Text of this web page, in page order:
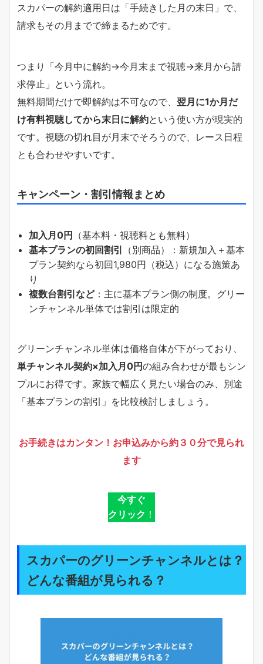
スカパーの解約適用日は「手続きした月の末日」で、
請求もその月までで締まるためです。
つまり「今月中に解約→今月末まで視聴→来月から請
求停止」という流れ。
無料期間だけで即解約は不可なので、 翌月に1か月だ
け有料視聴してから末日に解約という使い方が現実的
です。視聴の切れ目が月末でそろうので、レース日程
とも合わせやすいです。
キャンペーン・割引情報まとめ
加入月0円 （基本料・視聴料とも無料）
基本プランの初回割引 （別商品）：新規加入＋基本
プラン契約なら初回1,980円（税込）になる施策あ
り
複数台割引など：主に基本プラン側の制度。グリー
ンチャンネル単体では割引は限定的
グリーンチャンネル単体は価格自体が下がっており、
単チャンネル契約×加入月0円の組み合わせが最もシン
プルにお得です。家族で幅広く見たい場合のみ、別途
「基本プランの割引」を比較検討しましょう。
お手続きはカンタン！お申込みから約３０分で見られ
ます
今すぐ
クリック ！
スカパーのグリーンチャンネルとは？
どんな番組が見られる？